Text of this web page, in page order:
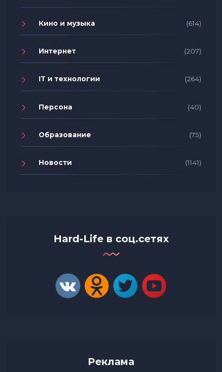
Кино и музыка (614)
Интернет (207)
IT и технологии (264)
Персона (40)
Образование (75)
Новости (1141)
Hard-Life в соц.сетях
Реклама